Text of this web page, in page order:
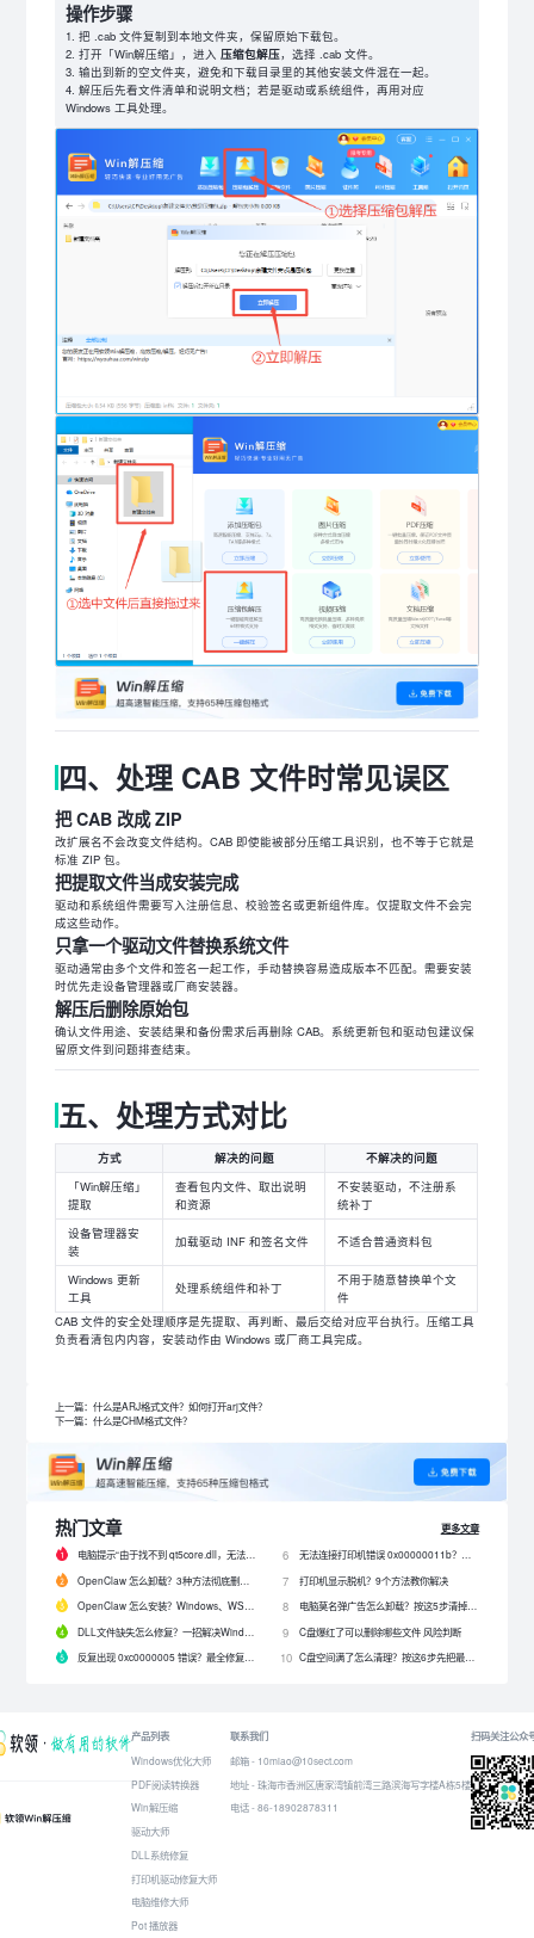
操作步骤
把 .cab 文件复制到本地文件夹，保留原始下载包。
打开「Win解压缩」，进入压缩包解压，选择 .cab 文件。
输出到新的空文件夹，避免和下载目录里的其他安装文件混在一起。
解压后先看文件清单和说明文档；若是驱动或系统组件，再用对应
Windows 工具处理。
四、处理 CAB 文件时常见误区
把 CAB 改成 ZIP
改扩展名不会改变文件结构。CAB 即使能被部分压缩工具识别，也不等于它就是
标准 ZIP 包。
把提取文件当成安装完成
驱动和系统组件需要写入注册信息、校验签名或更新组件库。仅提取文件不会完
成这些动作。
只拿一个驱动文件替换系统文件
驱动通常由多个文件和签名一起工作，手动替换容易造成版本不匹配。需要安装
时优先走设备管理器或厂商安装器。
解压后删除原始包
确认文件用途、安装结果和备份需求后再删除 CAB。系统更新包和驱动包建议保
留原文件到问题排查结束。
五、处理方式对比
方式 解决的问题
不解决的问题
「Win解压缩」
提取
查看包内文件、取出说明
和资源
不安装驱动，不注册系
统补丁
设备管理器安
装
加载驱动 INF 和签名文件 不适合普通资料包
Windows 更新
工具
处理系统组件和补丁
不用于随意替换单个文
件
CAB 文件的安全处理顺序是先提取、再判断、最后交给对应平台执行。压缩工具
负责看清包内内容，安装动作由 Windows 或厂商工具完成。
上一篇：什么是ARJ格式文件？如何打开arj文件？
下一篇：什么是CHM格式文件？
热门文章
更多文章
电脑提示“由于找不到 qt5core.dll，无法继续执行代码”？4 招快速修复！
OpenClaw 怎么卸载？3种方法彻底删除 OpenClaw 及残留数据
OpenClaw 怎么安装？Windows、WSL2 和网关配置完整教程
DLL文件缺失怎么修复？一招解决Windows启动报错问题！
反复出现 0xc0000005 错误？最全修复教程来了！
6
7 打印机显示脱机？9个方法教你解决
8
9 C盘爆红了可以删除哪些文件 风险判断
10
产品列表
Windows优化大师
PDF阅读转换器
Win解压缩
驱动大师
DLL系统修复
打印机驱动修复大师
电脑维修大师
Pot 播放器
联系我们
邮箱 - 10miao@10sect.com
地址 - 珠海市香洲区唐家湾镇前湾三路滨海写字楼A栋5楼
电话 - 86-18902878311
扫码关注公众